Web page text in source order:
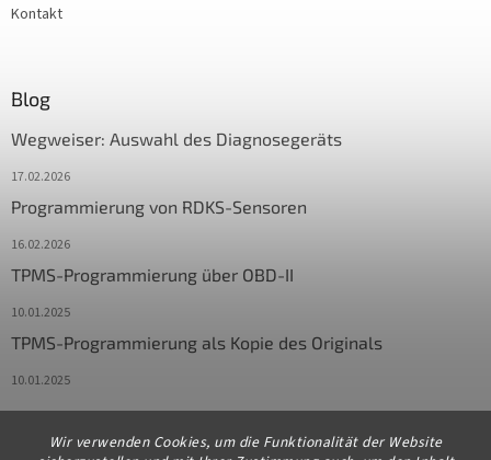
Wir verwenden Cookies, um die Funktionalität der Website
Kontakt
Blog
Wegweiser: Auswahl des Diagnosegeräts
17.02.2026
Programmierung von RDKS-Sensoren
16.02.2026
TPMS-Programmierung über OBD-II
10.01.2025
TPMS-Programmierung als Kopie des Originals
10.01.2025
Kontakt